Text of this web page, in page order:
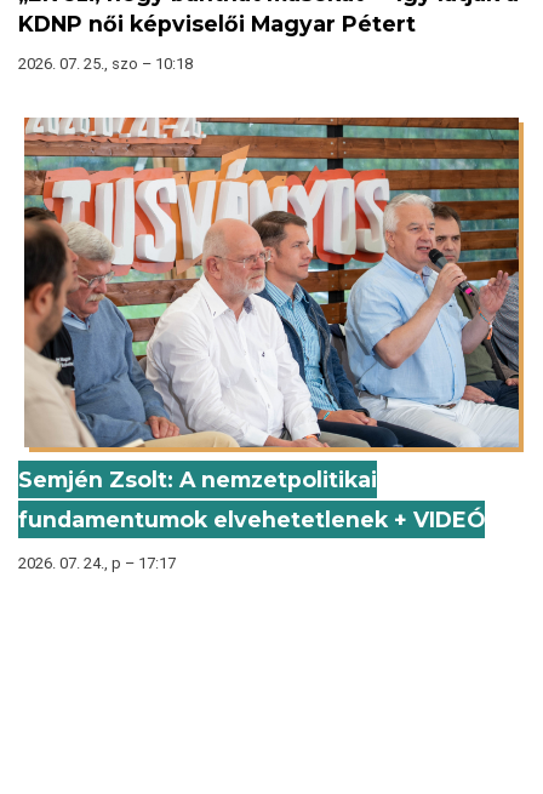
KDNP női képviselői Magyar Pétert
2026. 07. 25., szo – 10:18
Semjén Zsolt: A nemzetpolitikai
fundamentumok elvehetetlenek + VIDEÓ
2026. 07. 24., p – 17:17